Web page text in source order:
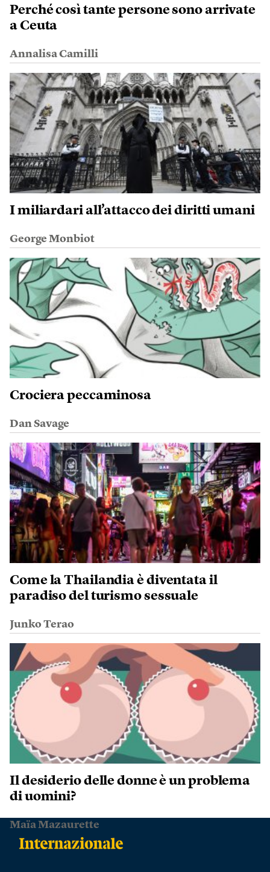
Perché così tante persone sono arrivate
a Ceuta
Annalisa Camilli
I miliardari all’attacco dei diritti umani
George Monbiot
Crociera peccaminosa
Dan Savage
Come la Thailandia è diventata il
paradiso del turismo sessuale
Junko Terao
Il desiderio delle donne è un problema
di uomini?
Maïa Mazaurette